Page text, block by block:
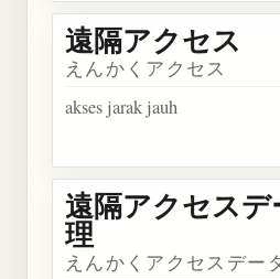
遠隔アクセス
えんかくアクセス
akses jarak jauh
遠隔アクセスデ
理
えんかくアクセスデー